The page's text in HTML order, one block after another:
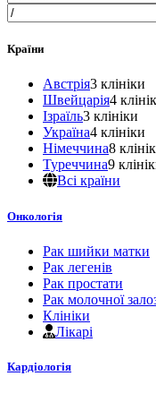
Країни
Австрія3 клініки
Швейцарія4
Ізраїль3 клініки
Україна4 клініки
Німеччина8
Туреччина9
Всі країни
Онкологія
Рак шийки матки
Рак легенів
Рак простати
Рак молочної
Клініки
Лікарі
Кардіологія